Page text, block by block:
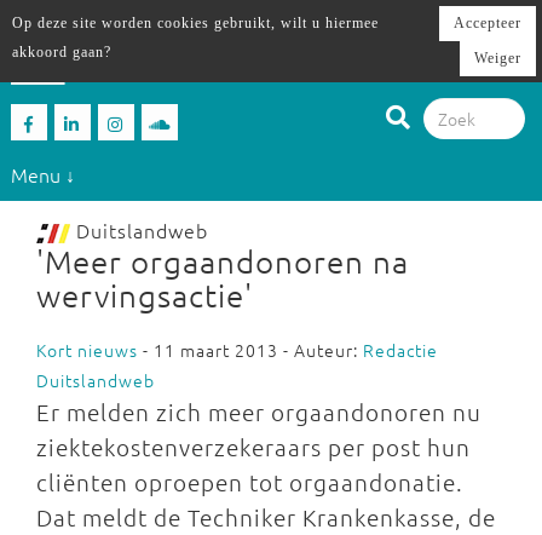
Menu ↓
Duitslandweb
'Meer orgaandonoren na
wervingsactie'
Kort nieuws - 11 maart 2013 - Auteur: Redactie
Duitslandweb
Er melden zich meer orgaandonoren nu
ziektekostenverzekeraars per post hun
cliënten oproepen tot orgaandonatie.
Dat meldt de Techniker Krankenkasse, de
Op deze site worden cookies gebruikt, wilt u hiermee
akkoord gaan?
Accepteer
Weiger